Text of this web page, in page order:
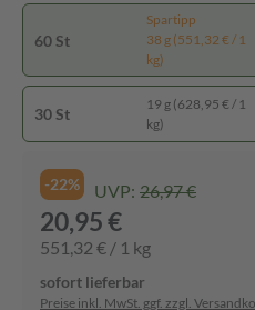
60 St
Spartipp
38 g (551,32 € / 1
kg)
30 St
19 g (628,95 € / 1
kg)
-22% UVP: 26,97 €
20,95 €
551,32 € / 1 kg
sofort lieferbar
Preise inkl. MwSt. ggf. zzgl.